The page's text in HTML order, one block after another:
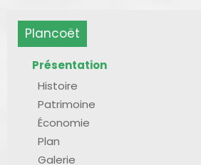
Plancoët
Présentation
Histoire
Patrimoine
Économie
Plan
Galerie